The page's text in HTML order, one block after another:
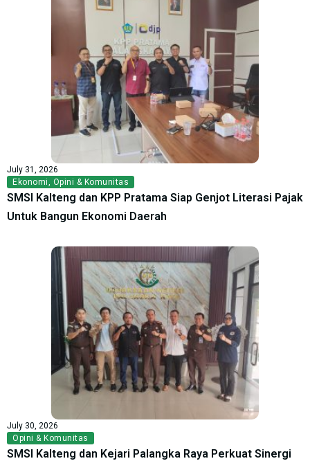
July 31, 2026
Ekonomi
Opini & Komunitas
SMSI Kalteng dan KPP Pratama Siap Genjot Literasi Pajak
Untuk Bangun Ekonomi Daerah
July 30, 2026
Opini & Komunitas
SMSI Kalteng dan Kejari Palangka Raya Perkuat Sinergi